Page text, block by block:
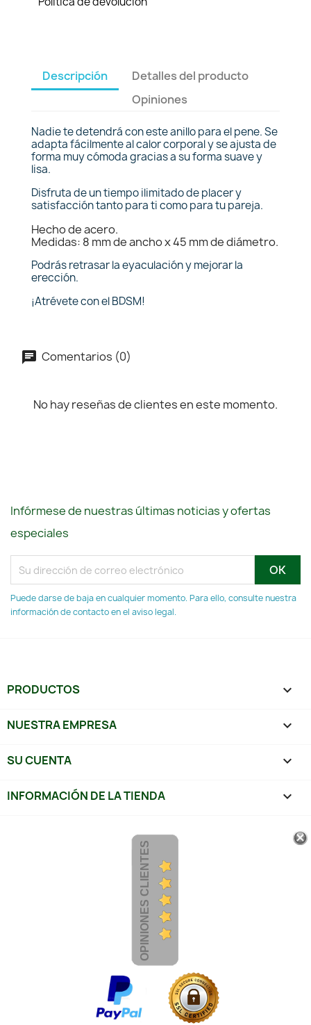
Descripción
Detalles del producto
Opiniones
Nadie te detendrá con este anillo para el pene. Se
adapta fácilmente al calor corporal y se ajusta de
forma muy cómoda gracias a su forma suave y
lisa.
Disfruta de un tiempo ilimitado de placer y
satisfacción tanto para ti como para tu pareja.
Hecho de acero.
Medidas: 8 mm de ancho x 45 mm de diámetro.
Podrás retrasar la eyaculación y mejorar la
erección.
¡Atrévete con el BDSM!
Comentarios (0)
No hay reseñas de clientes en este momento.
Infórmese de nuestras últimas noticias y ofertas
especiales
Puede darse de baja en cualquier momento. Para ello, consulte nuestra
información de contacto en el aviso legal.
PRODUCTOS 
NUESTRA EMPRESA 
SU CUENTA 
INFORMACIÓN DE LA TIENDA keyboard_arrow_down
OPINIONES CLIENTES